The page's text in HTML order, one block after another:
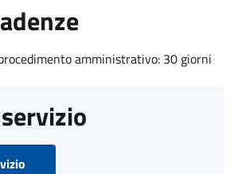
amministrativo: 30 giorni